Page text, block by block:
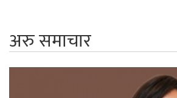
अरु समाचार